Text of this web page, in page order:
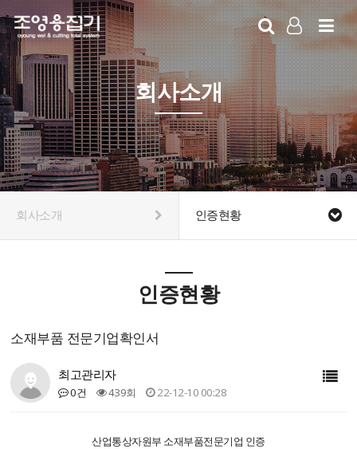
회사소개
회사소개 인증현황
인증현황
소재부품 전문기업확인서
최고관리자
0건 439회 22-12-10 00:28
산업통상자원부 소재부품전문기업 인증